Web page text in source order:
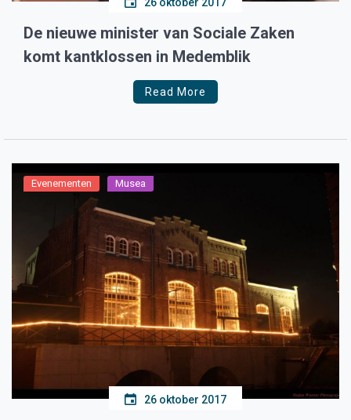
De nieuwe minister van Sociale Zaken
komt kantklossen in Medemblik
Read More
Evenementen Musea
26 oktober 2017